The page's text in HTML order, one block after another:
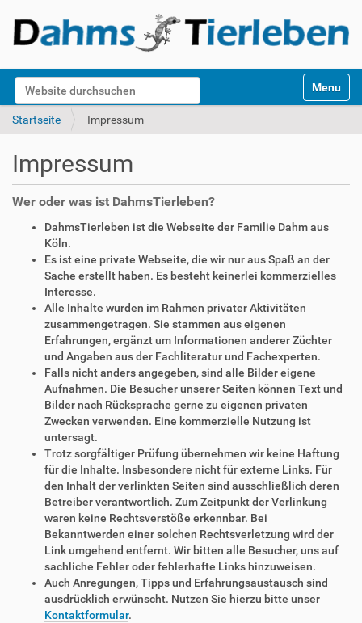
Website durchsuchen
k
Toggle
Startseite Impressum
Impressum
Wer oder was ist DahmsTierleben?
DahmsTierleben ist die Webseite der Familie Dahm aus
Köln.
Es ist eine private Webseite, die wir nur aus Spaß an der
Sache erstellt haben. Es besteht keinerlei kommerzielles
Interesse.
Alle Inhalte wurden im Rahmen privater Aktivitäten
zusammengetragen. Sie stammen aus eigenen
Erfahrungen, ergänzt um Informationen anderer Züchter
und Angaben aus der Fachliteratur und Fachexperten.
Falls nicht anders angegeben, sind alle Bilder eigene
Aufnahmen. Die Besucher unserer Seiten können Text und
Bilder nach Rücksprache gerne zu eigenen privaten
Zwecken verwenden. Eine kommerzielle Nutzung ist
untersagt.
Trotz sorgfältiger Prüfung übernehmen wir keine Haftung
für die Inhalte. Insbesondere nicht für externe Links. Für
den Inhalt der verlinkten Seiten sind ausschließlich deren
Betreiber verantwortlich. Zum Zeitpunkt der Verlinkung
waren keine Rechtsverstöße erkennbar. Bei
Bekanntwerden einer solchen Rechtsverletzung wird der
Link umgehend entfernt. Wir bitten alle Besucher, uns auf
sachliche Fehler oder fehlerhafte Links hinzuweisen.
Auch Anregungen, Tipps und Erfahrungsaustausch sind
ausdrücklich erwünscht. Nutzen Sie hierzu bitte unser
Kontaktformular.